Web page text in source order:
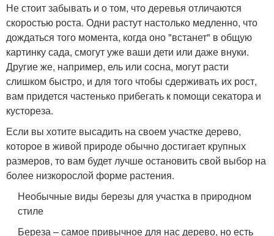
Не стоит забывать и о том, что деревья отличаются
скоростью роста. Одни растут настолько медленно, что
дождаться того момента, когда оно "встанет" в общую
картинку сада, смогут уже ваши дети или даже внуки.
Другие же, например, ель или сосна, могут расти
слишком быстро, и для того чтобы сдерживать их рост,
вам придется частенько прибегать к помощи секатора и
кустореза.
Если вы хотите высадить на своем участке дерево,
которое в живой природе обычно достигает крупных
размеров, то вам будет лучше остановить свой выбор на
более низкорослой форме растения.
Необычные виды березы для участка в природном
стиле
Береза – самое привычное для нас дерево, но есть